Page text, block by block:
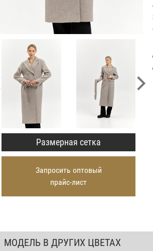
Размерная сетка
Запросить оптовый
прайс-лист
МОДЕЛЬ В ДРУГИХ ЦВЕТАХ